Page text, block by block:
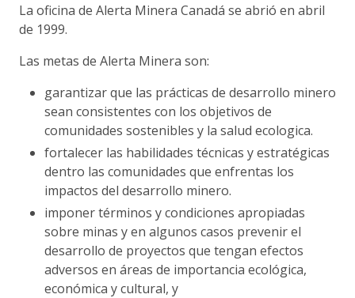
La oficina de Alerta Minera Canadá se abrió en abril
de 1999.
Las metas de Alerta Minera son:
garantizar que las prácticas de desarrollo minero
sean consistentes con los objetivos de
comunidades sostenibles y la salud ecologica.
fortalecer las habilidades técnicas y estratégicas
dentro las comunidades que enfrentas los
impactos del desarrollo minero.
imponer términos y condiciones apropiadas
sobre minas y en algunos casos prevenir el
desarrollo de proyectos que tengan efectos
adversos en áreas de importancia ecológica,
económica y cultural, y